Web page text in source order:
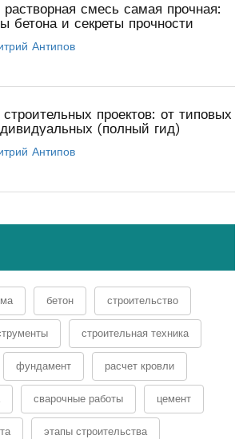
растворная смесь самая прочная:
бетона и секреты прочности
Антипов
проектов: от типовых
(полный гид)
Антипов
бетон строительство
строительная техника
фундамент расчет кровли
сварочные работы цемент
этапы строительства